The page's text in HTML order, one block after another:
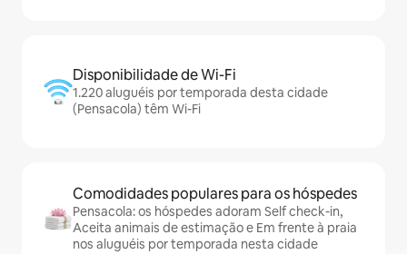
Disponibilidade de Wi-Fi
1.220 aluguéis por temporada desta cidade
(Pensacola) têm Wi-Fi
Comodidades populares para os hóspedes
Pensacola: os hóspedes adoram Self check-in,
Aceita animais de estimação e Em frente à praia
nos aluguéis por temporada nesta cidade